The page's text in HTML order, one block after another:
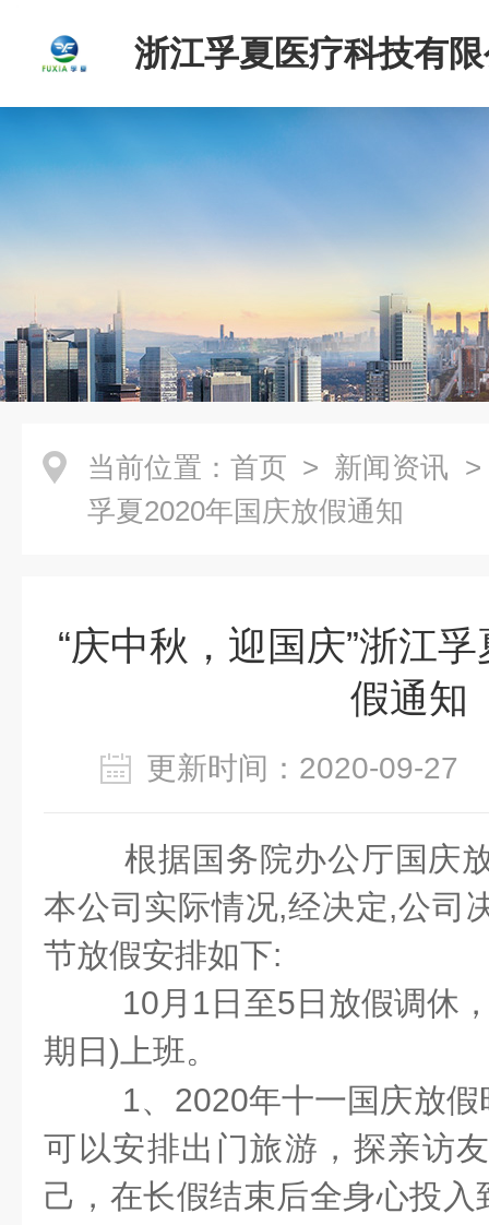
浙江孚夏医疗科技有
当前位置： 首页 > 新闻资讯 >
孚夏2020年国庆放假通知
“庆中秋，迎国庆”浙江
假通知
更新时间：2020-09-
根据国务院办公厅国庆
本公司实际情况,经决定,公司
节放假安排如下:
10月1日至5 日放假调休
期 日 )上班。
1、2020年十一国庆放
可以安排出门旅游，探亲访
己，在长假结束后全身心投